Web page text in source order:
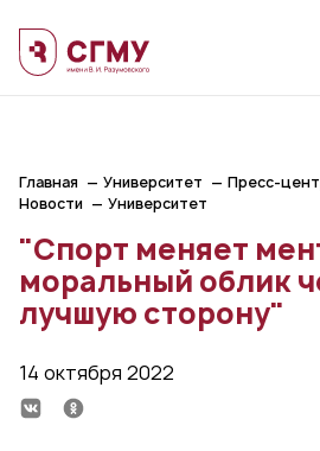
Главная Университет Пресс-
Новости
Университет
"Спорт меняет
моральный облик
лучшую сторону"
14 октября 2022